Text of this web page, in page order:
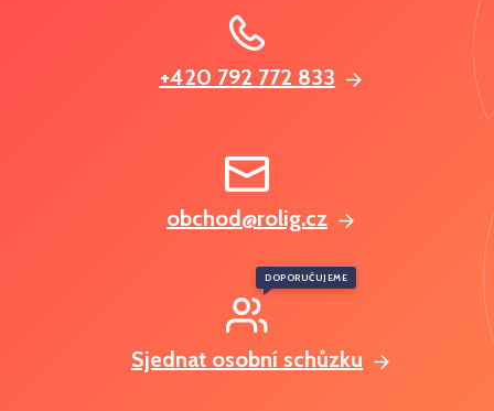
+420 792 772 833
obchod@rolig.cz
Sjednat osobní schůzku
DOPORUČUJEME